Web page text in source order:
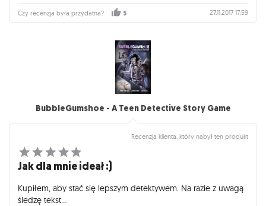
laserowych. Magiczny czas dzieciństwa kiedy porównujesz z
kolegami rozmiary swoich małych dinozaurów i nikt przy tym
jurajski pierwowzór, nie przetrwały próby czasu i po prostu
Predation, które opiera się na bardzo podobnym zamyśle, jest
oczywiście skierowane do bardziej dojrzałego odbiorcy, ale
że są tak dojrzałe, lub tak infantylne na ile tylko mogą sobie
pozwolić grający :D
Czy recenzja była przydatna? 5 27.11.2017 17:59
BubbleGumshoe - A Teen Detective Story Game
Recenzja klienta, który nabył ten produkt
Jak dla mnie ideał :)
Kupiłem, aby stać się lepszym detektywem. Na razie z uwagą
śledzę tekst...